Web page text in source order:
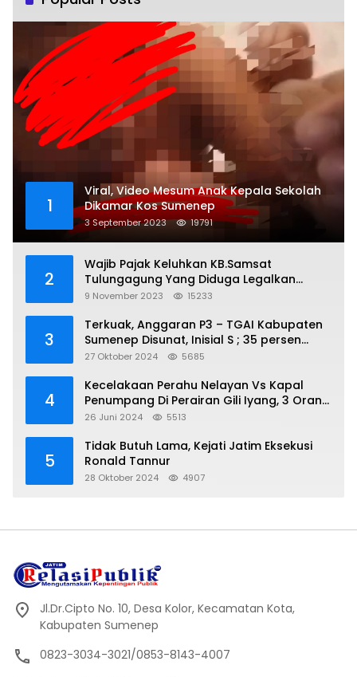
1
Viral, Video Mesum Anak Kepala Sekolah
Dikamar Kos Sumenep
3 September 2023 19791
2
Wajib Pajak Keluhkan KB.Samsat
Tulungagung Yang Diduga Legalkan
Pungli
9 November 2023 15233
3
Terkuak, Anggaran P3 – TGAI Kabupaten
Sumenep Disunat, Inisial S ; 35 persen
Bagian Oknum DPR- RI
27 Oktober 2024 5685
4
Kecelakaan Perahu Nelayan Vs Kapal
Penumpang Di Perairan Gili Iyang, 3 Orang
Hilang
26 Juni 2024 5513
5
Tidak Butuh Lama, Kejati Jatim Eksekusi
Ronald Tannur
28 Oktober 2024 4907
Jl.Dr.Cipto No. 10, Desa Kolor, Kecamatan Kota,
Kabupaten Sumenep
0823-3034-3021/0853-8143-4007